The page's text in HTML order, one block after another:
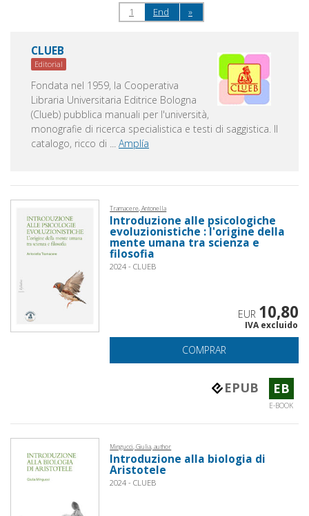
1 End »
CLUEB
Editorial
Fondata nel 1959, la Cooperativa
Libraria Universitaria Editrice Bologna
(Clueb) pubblica manuali per l'università,
monografie di ricerca specialistica e testi di saggistica. Il
catalogo, ricco di
Amplía
Tramacere, Antonella
Introduzione alle psicologiche
evoluzionistiche : l'origine della
mente umana tra scienza e
filosofia
2024 - CLUEB
EUR 10,80
IVA excluido
COMPRAR
EPUB EB
E-BOOK
Mingucci, Giulia, author
Introduzione alla biologia di
Aristotele
2024 - CLUEB